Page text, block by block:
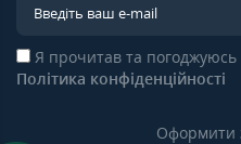
Я прочитав та
Політика конфіденційності
Оформити